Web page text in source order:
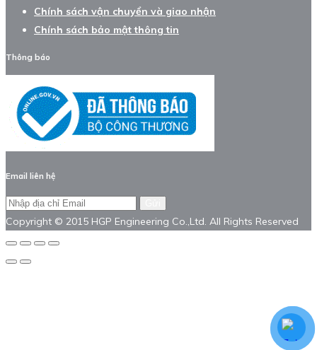
Chính sách vận chuyển và giao nhận
Chính sách bảo mật thông tin
Thông báo
Email liên hệ
Copyright © 2015 HGP Engineering Co.,Ltd. All Rights Reserved